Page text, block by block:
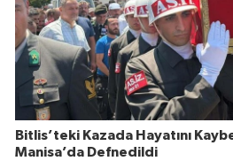
Bitlis’teki Kazada Hayatını
Manisa’da Defnedildi